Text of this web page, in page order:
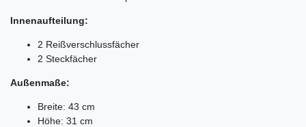
Innenaufteilung:
2 Reißverschlussfächer
2 Steckfächer
Außenmaße:
Breite: 43 cm
Höhe: 31 cm